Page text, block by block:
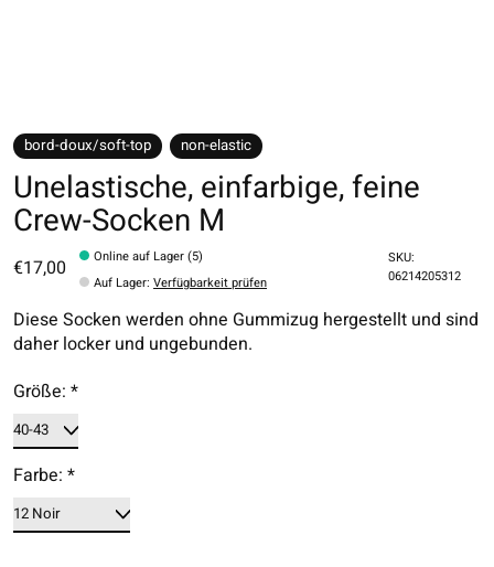
bord-doux/soft-top non-elastic
Unelastische, einfarbige, feine
Crew-Socken M
€17,00
Online auf Lager (5)
Auf Lager:Verfügbarkeit prüfen
SKU:
06214205312
Diese Socken werden ohne Gummizug hergestellt und sind
daher locker und ungebunden.
Größe: *
Farbe: *